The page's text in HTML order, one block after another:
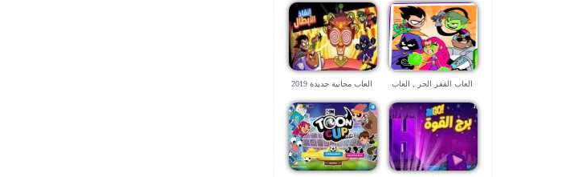
العاب القفز الحر , العاب
العاب مجانية جديدة 2019